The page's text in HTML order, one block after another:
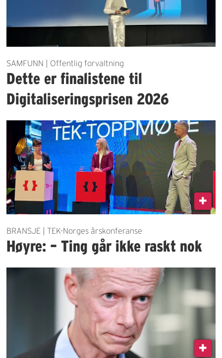
SAMFUNN | Offentlig forvaltning
Dette er finalistene til
Digitaliseringsprisen 2026
BRANSJE | TEK-Norges årskonferanse
Høyre: – Ting går ikke raskt nok